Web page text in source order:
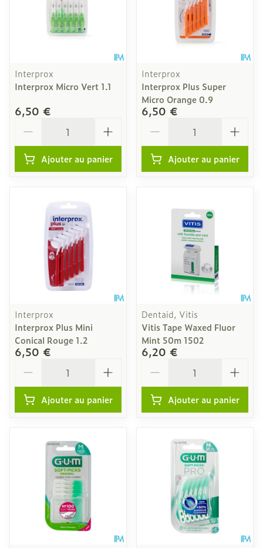
Interprox
Interprox Micro Vert 1.1
6,50 €
Ajouter au panier
Interprox
Interprox Plus Super
Micro Orange 0.9
6,50 €
Ajouter au panier
Interprox
Interprox Plus Mini
Conical Rouge 1.2
6,50 €
Ajouter au panier
Dentaid, Vitis
Vitis Tape Waxed Fluor
Mint 50m 1502
6,20 €
Ajouter au panier